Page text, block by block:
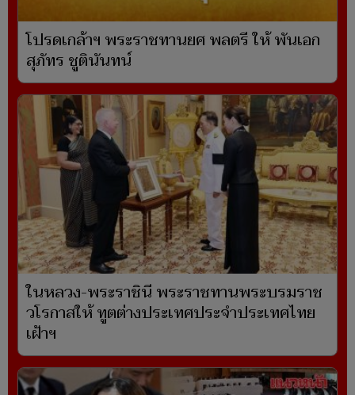
โปรดเกล้าฯ พระราชทานยศ พลตรี ให้ พันเอก
สุภัทร ชูตินันทน์
ในหลวง-พระราชินี พระราชทานพระบรมราช
วโรกาสให้ ทูตต่างประเทศประจำประเทศไทย
เฝ้าฯ